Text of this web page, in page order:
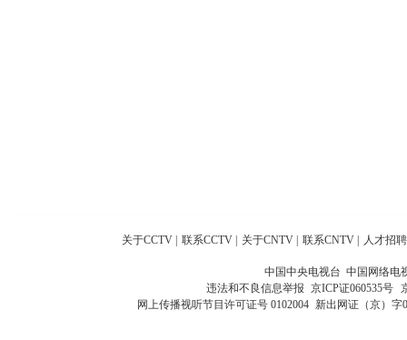
关于CCTV 联系CCTV 关于CNTV 联系CNTV 人才招聘
中国中央电视台 中国网络电
违法和不良信息举报 京ICP证060535号
网上传播视听节目许可证号 0102004 新出网证（京）